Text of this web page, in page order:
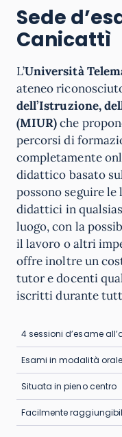
Sede
Canicattì
L’Università
ateneo
dell’Istruzione,
(MIUR)che
percorsi di
completamente
didattico basato
possono seguire
didattici in
luogo, con la
il lavoro o altri
offre inoltre un
tutor e docenti
iscritti durante
4 sessioni d’esame
Esami in modalità orale
Situata in pieno centro
Facilmente